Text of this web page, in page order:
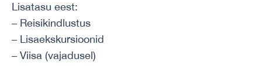
Lisatasu eest:
– Reisikindlustus
– Lisaekskursioonid
– Viisa (vajadusel)